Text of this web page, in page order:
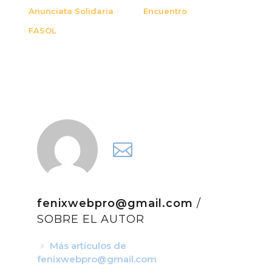
Anunciata Solidaria
Encuentro
FASOL
fenixwebpro@gmail.com /
SOBRE EL AUTOR
Más artículos de
fenixwebpro@gmail.com